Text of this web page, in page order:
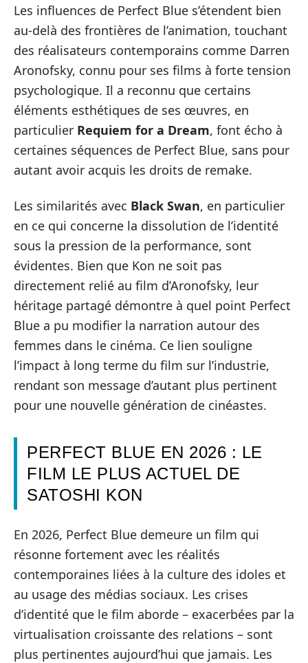
Les influences de Perfect Blue s’étendent bien
au-delà des frontières de l’animation, touchant
des réalisateurs contemporains comme Darren
Aronofsky, connu pour ses films à forte tension
psychologique. Il a reconnu que certains
éléments esthétiques de ses œuvres, en
particulier Requiem for a Dream, font écho à
certaines séquences de Perfect Blue, sans pour
autant avoir acquis les droits de remake.
Les similarités avec Black Swan, en particulier
en ce qui concerne la dissolution de l’identité
sous la pression de la performance, sont
évidentes. Bien que Kon ne soit pas
directement relié au film d’Aronofsky, leur
héritage partagé démontre à quel point Perfect
Blue a pu modifier la narration autour des
femmes dans le cinéma. Ce lien souligne
l’impact à long terme du film sur l’industrie,
rendant son message d’autant plus pertinent
pour une nouvelle génération de cinéastes.
PERFECT BLUE EN 2026 : LE
FILM LE PLUS ACTUEL DE
SATOSHI KON
En 2026, Perfect Blue demeure un film qui
résonne fortement avec les réalités
contemporaines liées à la culture des idoles et
au usage des médias sociaux. Les crises
d’identité que le film aborde – exacerbées par la
virtualisation croissante des relations – sont
plus pertinentes aujourd’hui que jamais. Les